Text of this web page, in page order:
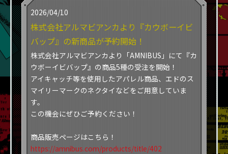
2026/04/10
株式会社アルマビアンカより​​『カウボーイビ
バップ』の新商品が予約開始！
​​株式会社アルマビアンカより「AMNIBUS」にて『カ
ウボーイビバップ』の商品5種の受注を開始！​
​​アイキャッチ等を使用したアパレル商品、エドのス
マイリーマークのネクタイなどをご用意していま
す。​
​​この機会にぜひご予約ください！​
​​商品販売ページはこちら！​
https://amnibus.com/products/title/402